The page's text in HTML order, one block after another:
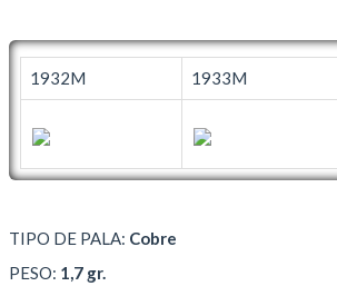
1932M
1933M
TIPO DE PALA: Cobre
PESO: 1,7 gr.